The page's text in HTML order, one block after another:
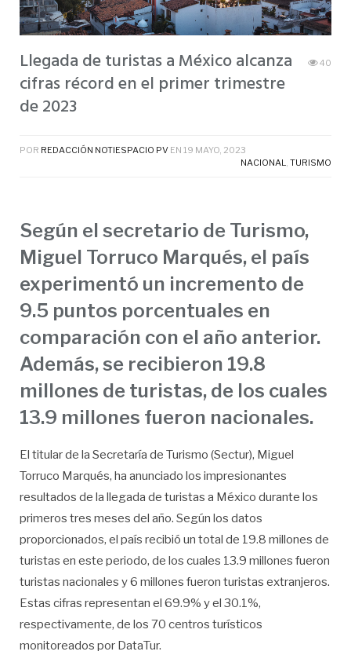
Llegada de turistas a México alcanza
cifras récord en el primer trimestre
de 2023
40
POR REDACCIÓN NOTIESPACIO PV EN 19 MAYO, 2023
NACIONAL
TURISMO
Según el secretario de Turismo,
Miguel Torruco Marqués, el país
experimentó un incremento de
9.5 puntos porcentuales en
comparación con el año anterior.
Además, se recibieron 19.8
millones de turistas, de los cuales
13.9 millones fueron nacionales.
El titular de la Secretaría de Turismo (Sectur), Miguel
Torruco Marqués, ha anunciado los impresionantes
resultados de la llegada de turistas a México durante los
primeros tres meses del año. Según los datos
proporcionados, el país recibió un total de 19.8 millones de
turistas en este periodo, de los cuales 13.9 millones fueron
turistas nacionales y 6 millones fueron turistas extranjeros.
Estas cifras representan el 69.9% y el 30.1%,
respectivamente, de los 70 centros turísticos
monitoreados por DataTur.